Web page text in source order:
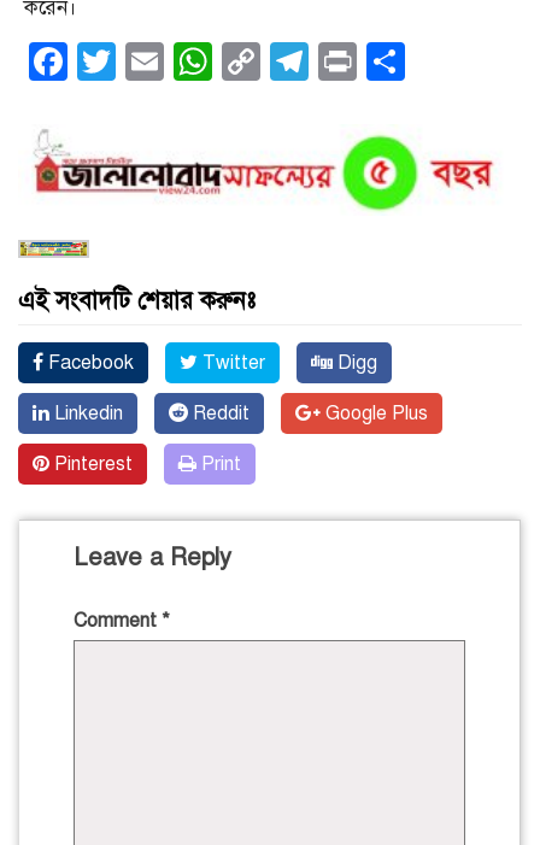
করেন।
Facebook
Twitter
EmailWhatsApp
CopyTelegram
Print
এই সংবাদটি শেয়ার করুনঃ
Facebook Twitter Digg
Linkedin Reddit Google Plus
Pinterest Print
Leave a Reply
Comment *